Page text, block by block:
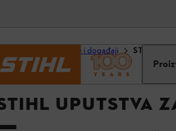
Usluge i događaji STIHL
UPUTSTVA